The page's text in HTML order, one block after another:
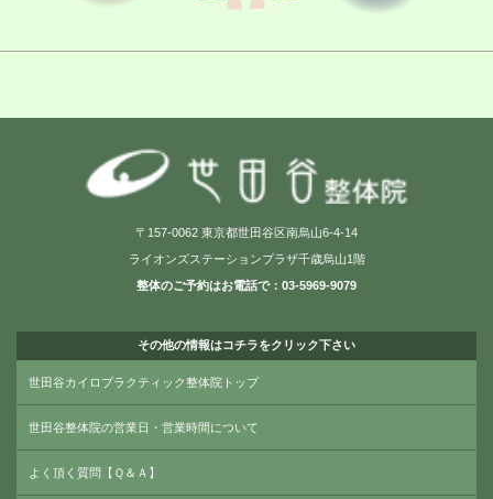
〒157-0062 東京都世田谷区南烏山6-4-14
ライオンズステーションプラザ千歳烏山1階
整体のご予約はお電話で：03-5969-9079
その他の情報はコチラをクリック下さい
世田谷カイロプラクティック整体院トップ
世田谷整体院の営業日・営業時間について
よく頂く質問【Ｑ＆Ａ】